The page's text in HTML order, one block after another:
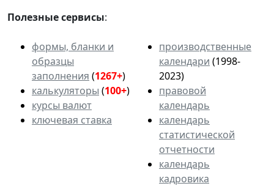
Полезные сервисы:
формы, бланки и
образцы
заполнения (1267+)
калькуляторы (100+)
курсы валют
ключевая ставка
производственные
календари (1998-
2023)
правовой
календарь
календарь
статистической
отчетности
календарь
кадровика